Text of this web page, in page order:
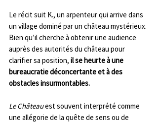
Le récit suit K., un arpenteur qui arrive dans
un village dominé par un château mystérieux.
Bien qu’il cherche à obtenir une audience
auprès des autorités du château pour
clarifier sa position, il se heurte à une
bureaucratie déconcertante et à des
obstacles insurmontables.
Le Château est souvent interprété comme
une allégorie de la quête de sens ou de